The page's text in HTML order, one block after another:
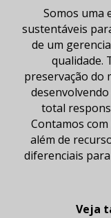
Somos uma
sustentáveis
de um
qualidade.
preservação do
total
Contamos
além de
diferenciais
Veja